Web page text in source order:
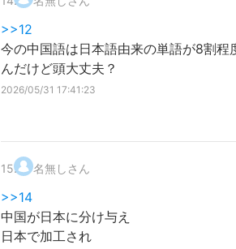
>>12
今の中国語は日本語由来の単語が8割
んだけど頭大丈夫？
2026/05/31 17:41:23
15. 名無しさん
>>14
中国が日本に分け与え
日本で加工され